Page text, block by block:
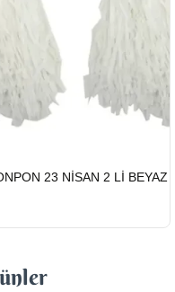
GÖNDERİ
23 NİSAN 2 Lİ BEYAZ